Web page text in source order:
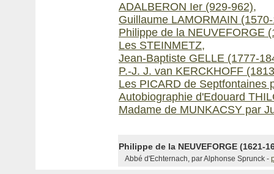
ADALBERON Ier (929-962),
Guillaume LAMORMAIN
Philippe de la NEUVEFORGE
Les STEINMETZ,
Jean-Baptiste GELLE (1777-
P.-J. J. van KERCKHOFF
Les PICARD de Septfontaines
Autobiographie d'Edouard
Madame de MUNKACSY par
Philippe de la NEUVEFORGE (1621-
Abbé d'Echternach, par Alphonse Sprunck -